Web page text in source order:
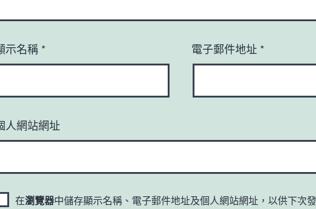
示名稱 * 電子郵件地址 *
人網站網址
在瀏覽器中儲存顯示名稱、電子郵件地址及個人網站網址，以供下次